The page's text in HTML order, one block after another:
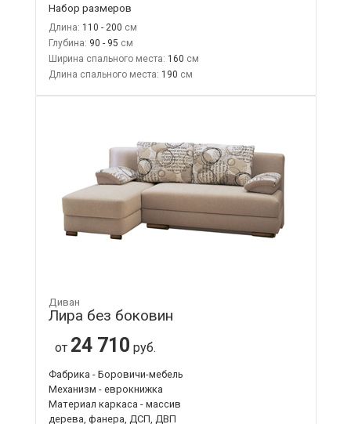
Набор размеров
Длина: 110 - 200
Глубина: 90 - 95
Ширина спального места: 160
Длина спального места: 190
Диван
Лира без боковин
от 24 710 руб.
Фабрика - Боровичи-мебель
Механизм - еврокнижка
Материал каркаса - массив
дерева, фанера, ДСП, ДВП